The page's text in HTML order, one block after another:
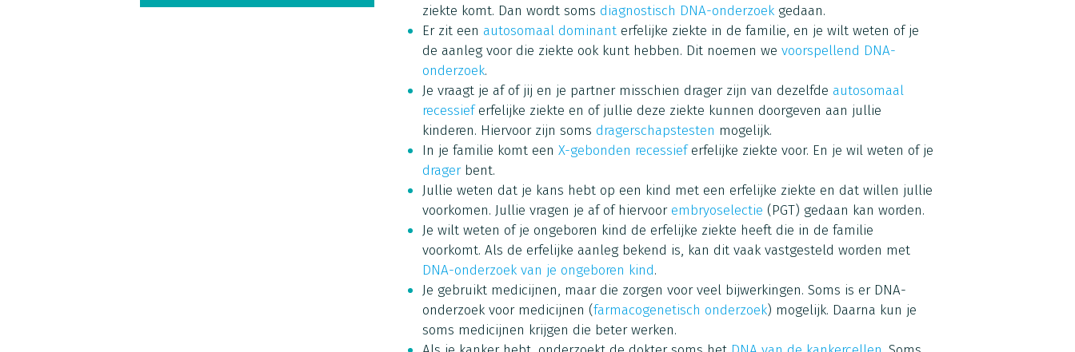
ziekte komt. Dan wordt soms diagnostisch DNA-onderzoekgedaan.
Er zit een autosomaal dominanterfelijke ziekte in de familie, en je wilt weten of je
de aanleg voor die ziekte ook kunt hebben. Dit noemen we voorspellend DNA-
onderzoek.
Je vraagt je af of jij en je partner misschien drager zijn van dezelfde autosomaal
recessieferfelijke ziekte en of jullie deze ziekte kunnen doorgeven aan jullie
kinderen. Hiervoor zijn soms dragerschapstesten mogelijk.
In je familie komt een X-gebonden recessieferfelijke ziekte voor. En je wil weten of je
dragerbent.
Jullie weten dat je kans hebt op een kind met een erfelijke ziekte en dat willen jullie
voorkomen. Jullie vragen je af of hiervoor embryoselectie (PGT) gedaan kan worden.
Je wilt weten of je ongeboren kind de erfelijke ziekte heeft die in de familie
voorkomt. Als de erfelijke aanleg bekend is, kan dit vaak vastgesteld worden met
DNA-onderzoek van je ongeboren kind.
Je gebruikt medicijnen, maar die zorgen voor veel bijwerkingen. Soms is er DNA-
onderzoek voor medicijnen (farmacogenetisch onderzoek) mogelijk. Daarna kun je
soms medicijnen krijgen die beter werken.